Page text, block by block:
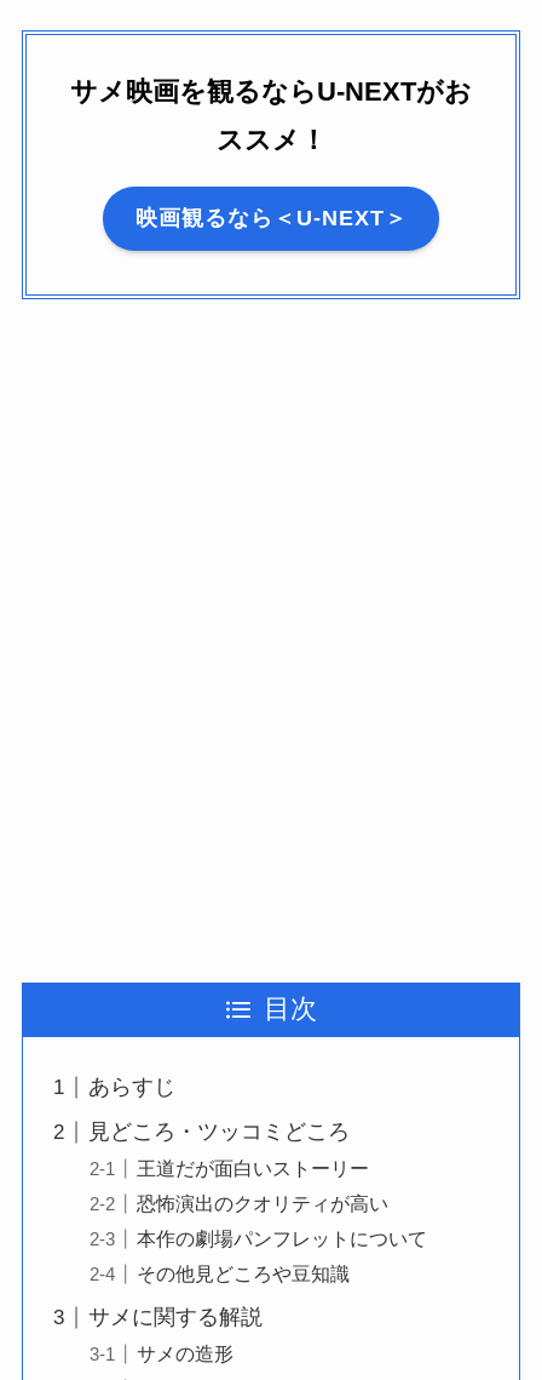
サメ映画を観るならU-NEXTがお
ススメ！
映画観るなら＜U-NEXT＞
目次
あらすじ
見どころ・ツッコミどころ
王道だが面白いストーリー
恐怖演出のクオリティが高い
本作の劇場パンフレットについて
その他見どころや豆知識
サメに関する解説
サメの造形